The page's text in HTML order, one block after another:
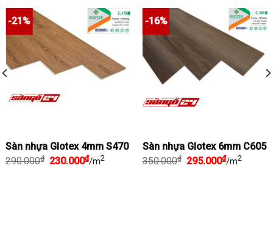
-21%
Sàn nhựa Glotex 4mm S470
290.000₫
Giá
gốc
230.000₫Giá
hiện
/m2
-16%
Sàn nhựa Glotex 6mm C605
350.000₫
Giá
gốc
295.000₫Giá
hiện
/m2